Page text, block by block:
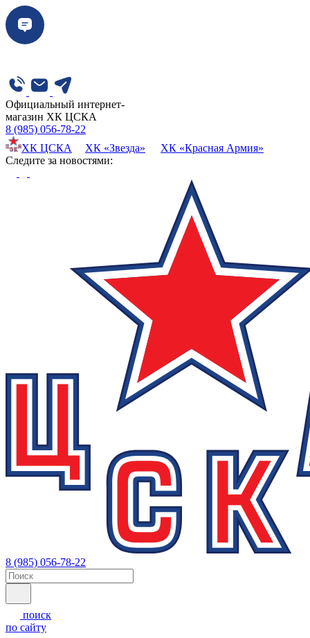
Официальный интернет-
магазин ХК ЦСКА
8 (985) 056-78-22
ХК ЦСКА
ХК «Звезда»
ХК «Красная Армия»
Cледите за новостями:
8 (985) 056-78-22
поиск
по сайту